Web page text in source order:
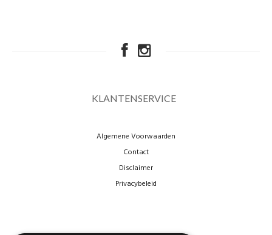
KLANTENSERVICE
Algemene Voorwaarden
Contact
Disclaimer
Privacybeleid